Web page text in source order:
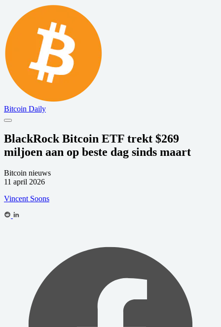
Bitcoin Daily
BlackRock Bitcoin ETF trekt $269
miljoen aan op beste dag sinds maart
Bitcoin nieuws
11 april 2026
Vincent Soons